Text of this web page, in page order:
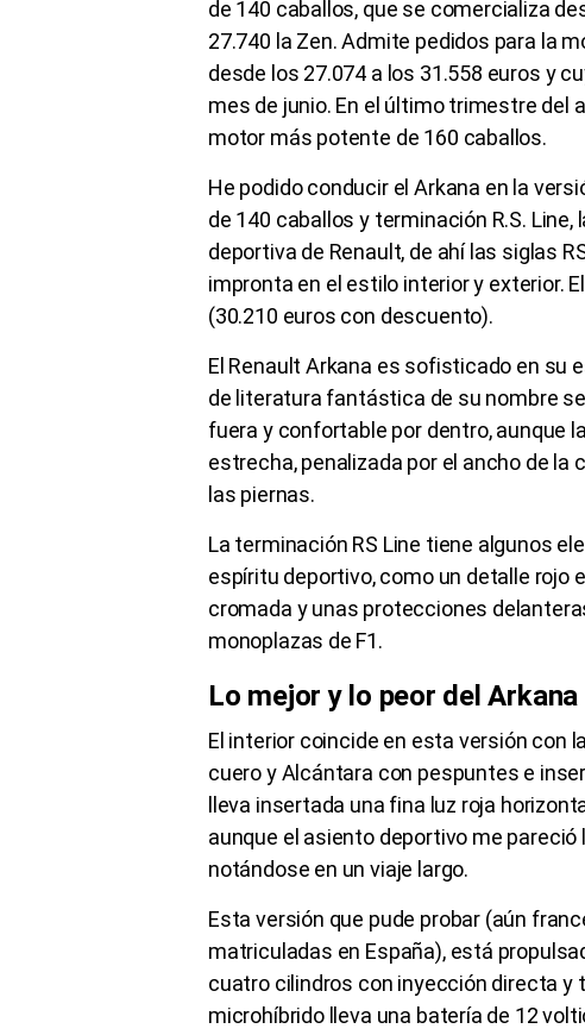
de 140 caballos, que se comercializa
27.740 la Zen. Admite pedidos para la
desde los 27.074 a los 31.558 euros y
mes de junio. En el último trimestre del
motor más potente de 160 caballos.
He podido conducir el Arkana en la
de 140 caballos y terminación R.S.
deportiva de Renault, de ahí las siglas
impronta en el estilo interior y exterior.
(30.210 euros con descuento).
El Renault Arkana es sofisticado en su
de literatura fantástica de su nombre
fuera y confortable por dentro, aunque
estrecha, penalizada por el ancho de la
las piernas.
La terminación RS Line tiene algunos
espíritu deportivo, como un detalle rojo
cromada y unas protecciones
monoplazas de F1.
Lo mejor y lo peor del Arkana
El interior coincide en esta versión con
cuero y Alcántara con pespuntes e
lleva insertada una fina luz roja
aunque el asiento deportivo me
notándose en un viaje largo.
Esta versión que pude probar (aún
matriculadas en España), está
cuatro cilindros con inyección directa y
microhíbrido lleva una batería de 12